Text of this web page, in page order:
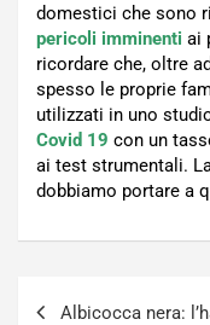
domestici che sono
pericoli imminenti ai
ricordare che, oltre
spesso le proprie
utilizzati in uno
Covid 19 con un
ai test strumentali.
dobbiamo portare a
Albicocca nera: